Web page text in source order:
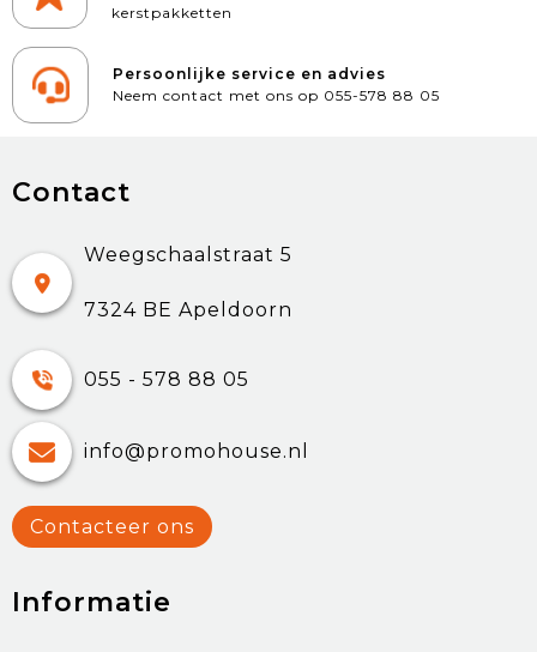
kerstpakketten
Persoonlijke service en advies
Neem contact met ons op 055-578 88 05
Contact
Weegschaalstraat 5
7324 BE Apeldoorn
055 - 578 88 05
info@promohouse.nl
Contacteer ons
Informatie